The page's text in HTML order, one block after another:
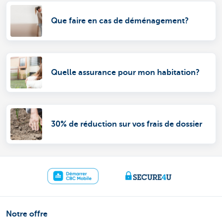
Que faire en cas de déménagement?
Quelle assurance pour mon habitation?
30% de réduction sur vos frais de dossier
Notre offre